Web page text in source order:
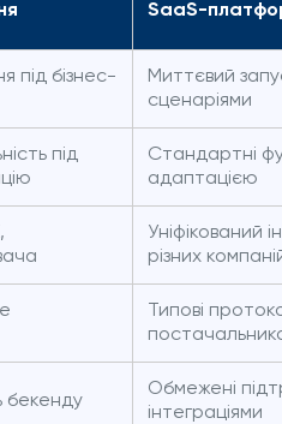
SaaS-
під бізнес-
Миттєвий
сценаріями
під
Стандартні
адаптацією
Уніфікований
різних
Типові
бекенду
Обмежені
інтеграціями